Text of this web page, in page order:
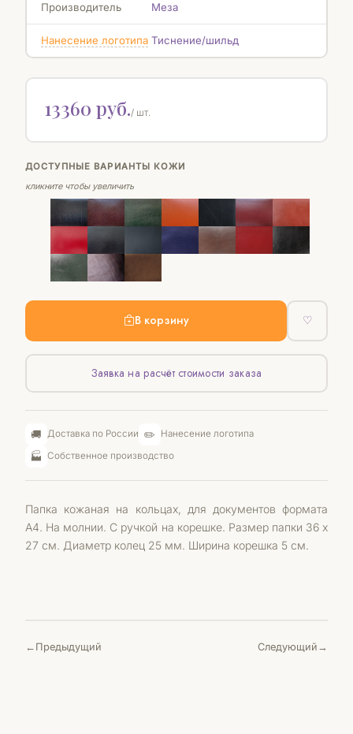
Производитель Меза
Нанесение логотипа Тиснение/шильд
13360 руб./ шт.
ДОСТУПНЫЕ ВАРИАНТЫ КОЖИ
кликните чтобы увеличить
В корзину ♡
Заявка на расчёт стоимости заказа
🚚 Доставка по России ✏️ Нанесение логотипа
🏭 Собственное производство
Папка кожаная на кольцах, для документов формата
А4. На молнии. С ручкой на корешке. Размер папки 36 х
27 см. Диаметр колец 25 мм. Ширина корешка 5 см.
Предыдущий Следующий